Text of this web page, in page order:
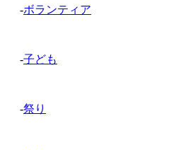
-ボランティア
-子ども
-祭り